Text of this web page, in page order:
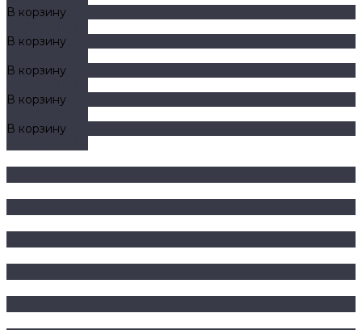
В корзину
В корзину
В корзину
В корзину
В корзину